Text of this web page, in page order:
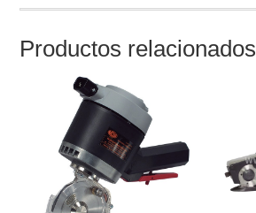
Productos relacionados